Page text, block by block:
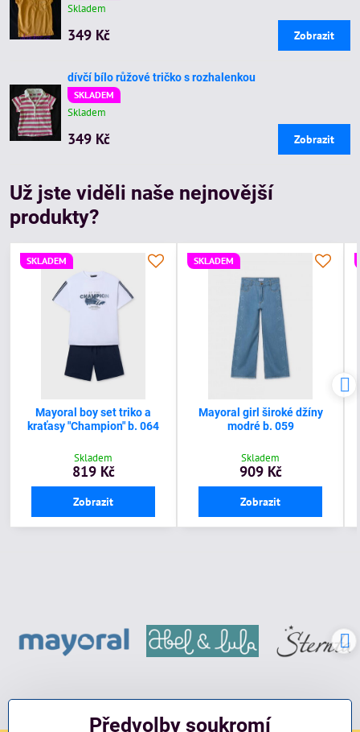
Skladem
349 Kč Zobrazit
dívčí bílo růžové tričko s rozhalenkou
SKLADEM
Skladem
349 Kč Zobrazit
Už jste viděli naše nejnovější
produkty?
SKLADEM
Mayoral boy set triko a
kraťasy "Champion" b. 064
Skladem
819 Kč
Zobrazit
SKLADEM
Mayoral girl široké džíny
modré b. 059
Skladem
909 Kč
Zobrazit
Předvolby soukromí